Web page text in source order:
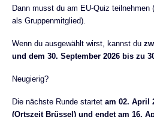
Dann musst du am EU-Quiz
als Gruppenmitglied).
Wenn du ausgewählt wirst, kannst du
und dem 30. September 2026 bis zu
Neugierig?
Die nächste Runde startet am 02. April
(Ortszeit Brüssel) und endet am 16.